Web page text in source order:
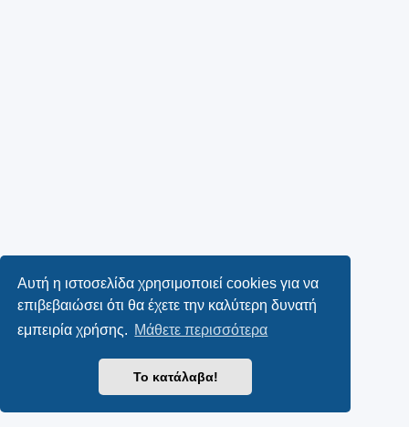
Αυτή η ιστοσελίδα χρησιμοποιεί cookies για να
επιβεβαιώσει ότι θα έχετε την καλύτερη δυνατή
εμπειρία χρήσης. Μάθετε περισσότερα
Το κατάλαβα!